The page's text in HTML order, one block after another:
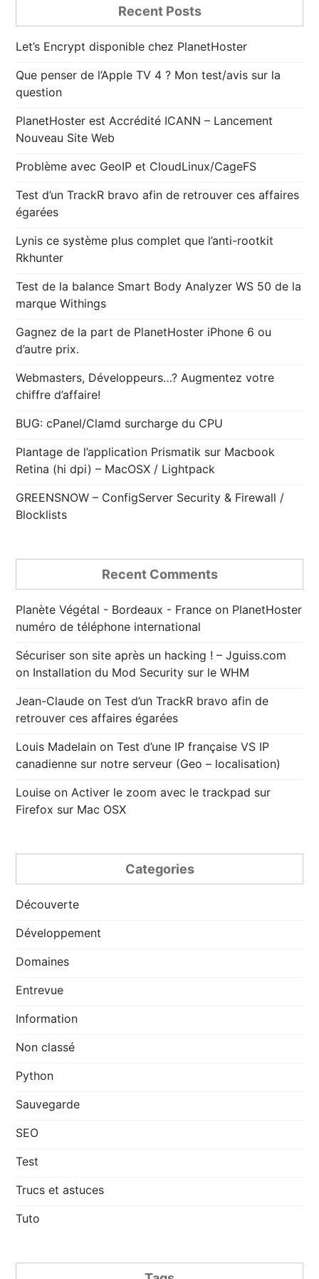
Recent Posts
Let’s Encrypt disponible chez PlanetHoster
Que penser de l’Apple TV 4 ? Mon test/avis sur la
question
PlanetHoster est Accrédité ICANN – Lancement
Nouveau Site Web
Problème avec GeoIP et CloudLinux/CageFS
Test d’un TrackR bravo afin de retrouver ces affaires
égarées
Lynis ce système plus complet que l’anti-rootkit
Rkhunter
Test de la balance Smart Body Analyzer WS 50 de la
marque Withings
Gagnez de la part de PlanetHoster iPhone 6 ou
d’autre prix.
Webmasters, Développeurs…? Augmentez votre
chiffre d’affaire!
BUG: cPanel/Clamd surcharge du CPU
Plantage de l’application Prismatik sur Macbook
Retina (hi dpi) – MacOSX / Lightpack
GREENSNOW – ConfigServer Security & Firewall /
Blocklists
Recent Comments
Planète Végétal - Bordeaux - France on PlanetHoster
numéro de téléphone international
Sécuriser son site après un hacking ! – Jguiss.com
on Installation du Mod Security sur le WHM
Jean-Claude onTest d’un TrackR bravo afin de
retrouver ces affaires égarées
Louis Madelain onTest d’une IP française VS IP
canadienne sur notre serveur (Geo – localisation)
Louise on Activer le zoom avec le trackpad sur
Firefox sur Mac OSX
Categories
Découverte
Développement
Domaines
Entrevue
Information
Non classé
Python
Sauvegarde
SEO
Test
Trucs et astuces
Tuto